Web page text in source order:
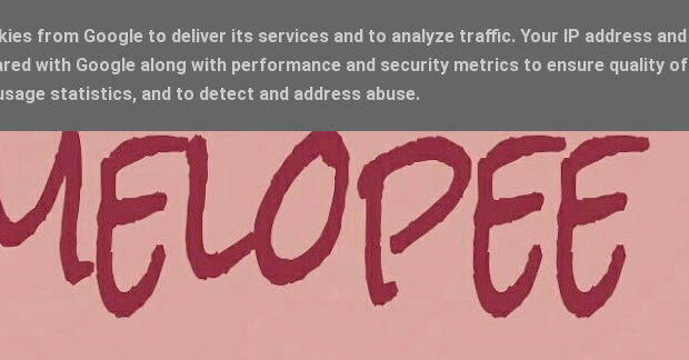
from Google to deliver its services and to analyze traffic. Your IP address and
with Google along with performance and security metrics to ensure quality of
statistics, and to detect and address abuse.